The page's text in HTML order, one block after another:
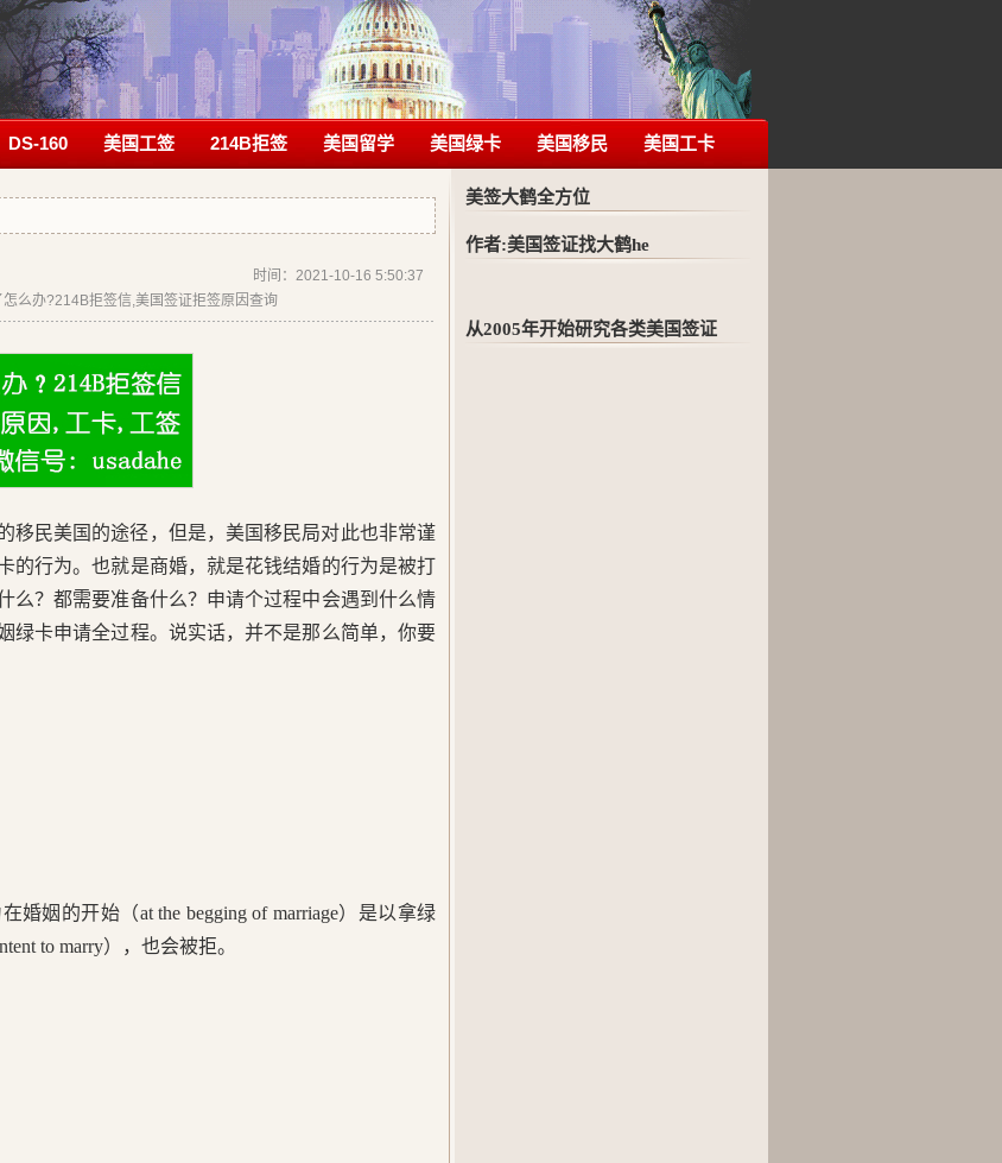
DS-160 美国工签 214B拒签 美国留学 美国绿卡 美国移民 美国工卡
时间：2021-10-16 5:50:37
么办?214B拒签信,美国签证拒签原因查询
移民美国的途径，但是，美国移民局对此也非常谨
的行为。也就是商婚，就是花钱结婚的行为是被打
么？都需要准备什么？申请个过程中会遇到什么情
绿卡申请全过程。说实话，并不是那么简单，你要
婚姻的开始（at the begging of marriage）是以拿绿
to marry），也会被拒。
美签大鹤全方位
作者:美国签证找大鹤he
从2005年开始研究各类美国签证